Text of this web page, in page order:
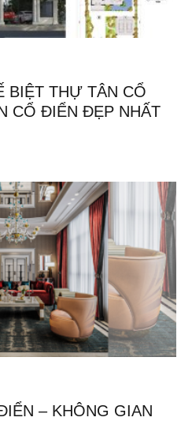
BIỆT THỰ TÂN CỔ
CỔ ĐIỂN ĐẸP NHẤT
– KHÔNG GIAN